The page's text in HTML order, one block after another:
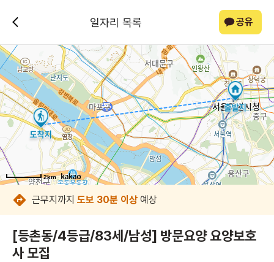
일자리 목록 공유
2km
2km
2km
2km
2km
2km
2km
2km
근무지까지 도보 30분 이상 예상
[등촌동/4등급/83세/남성] 방문요양 요양보호
사 모집